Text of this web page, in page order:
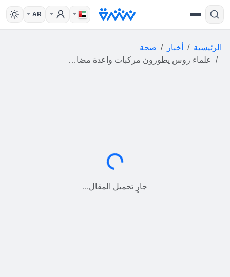
AR
الرئيسية أخبار
صحة
علماء روس يطورون مركبات واعدة مضادة للسرطان من لحاء البتولا
جارٍ التحميل...
جارٍ تحميل المقال...